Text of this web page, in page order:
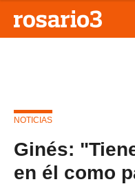
NOTICIAS
Ginés:
en él como